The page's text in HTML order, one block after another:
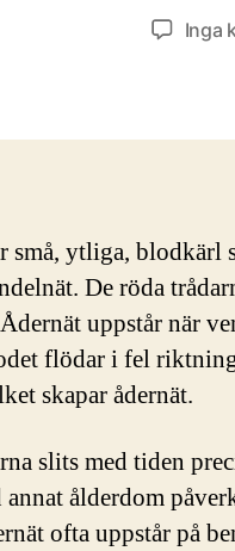
Inga
små, ytliga, blodkärl
De röda
uppstår när
flödar i fel
skapar ådernät.
slits med tiden
ålderdom
ofta uppstår på